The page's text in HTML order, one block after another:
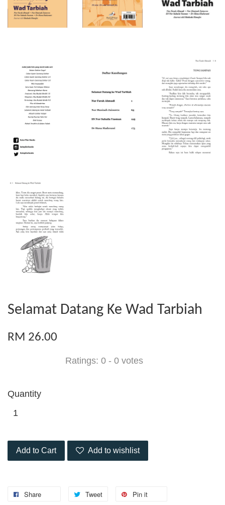
Selamat Datang Ke Wad Tarbiah
RM 26.00
Ratings: 0 - 0 votes
Quantity
Add to Cart Add to wishlist
Share Tweet Pin it